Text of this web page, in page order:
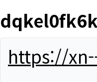
dqkel0fk6k
https://